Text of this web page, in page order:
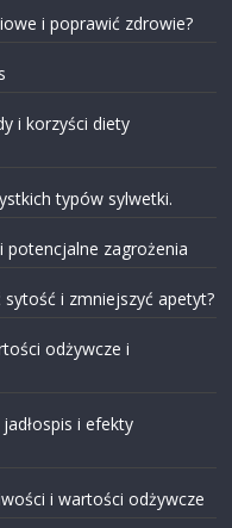
i poprawić zdrowie?
i korzyści diety
typów sylwetki.
potencjalne zagrożenia
sytość i zmniejszyć apetyt?
odżywcze i
i efekty
i wartości odżywcze